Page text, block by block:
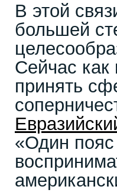
В этой
большей
Сейчас как
принять
«Один